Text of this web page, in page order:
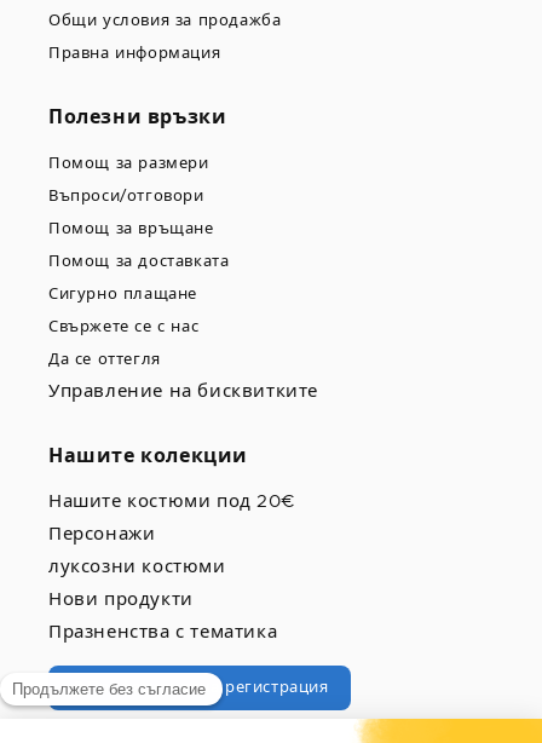
Общи условия за продажба
Правна информация
Полезни връзки
Помощ за размери
Въпроси/отговори
Помощ за връщане
Помощ за доставката
Сигурно плащане
Свържете се с нас
Да се оттегля
Управление на бисквитките
Нашите колекции
Нашите костюми под 20€
Персонажи
луксозни костюми
Нови продукти
Празненства с тематика
Професионална регистрация